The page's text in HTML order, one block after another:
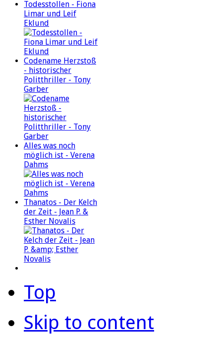
Todesstollen - Fiona
Limar und Leif
Eklund
Codename Herzstoß
- historischer
Politthriller - Tony
Garber
Alles was noch
möglich ist - Verena
Dahms
Thanatos - Der Kelch
der Zeit - Jean P. &
Esther Novalis
Top
Skip to content